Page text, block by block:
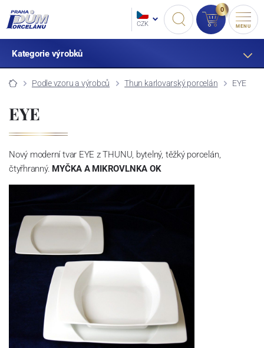
CZK
0
MENU
Kategorie výrobků
Podle vzoru a výrobců Thun karlovarský porcelán EYE
EYE
Nový moderní tvar EYE z THUNU, bytelný, těžký porcelán,
čtyřhranný. MYČKA A MIKROVLNKA OK